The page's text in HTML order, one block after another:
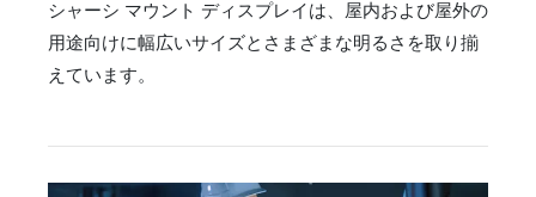
シャーシ マウント ディスプレイは、屋内および屋外の
用途向けに幅広いサイズとさまざまな明るさを取り揃
えています。